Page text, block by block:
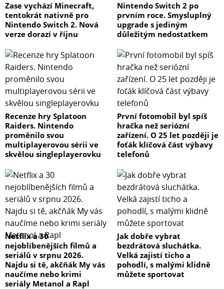
Zase vychází Minecraft,
tentokrát nativně pro
Nintendo Switch 2. Nová
verze dorazí v říjnu
Nintendo Switch 2 po
prvním roce. Smysluplný
upgrade s jediným
důležitým nedostatkem
Recenze hry Splatoon
Raiders. Nintendo
proměnilo svou
multiplayerovou sérii ve
skvělou singleplayerovku
První fotomobil byl spíš
hračka než seriózní
zařízení. O 25 let později je
foťák klíčová část výbavy
telefonů
Netflix a 30
nejoblíbenějších filmů a
seriálů v srpnu 2026.
Najdu si tě, akčňák My vás
naučíme nebo krimi
seriály Metanol a Rapl
Jak dobře vybrat
bezdrátová sluchátka.
Velká zajistí ticho a
pohodlí, s malými klidně
můžete sportovat